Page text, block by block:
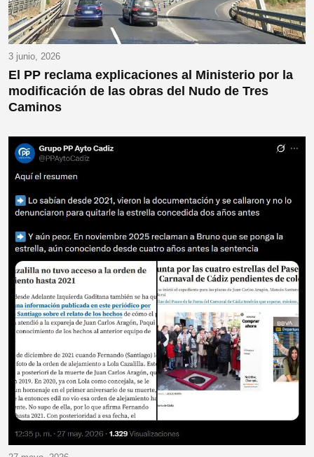
3 junio, 2026
El PP reclama explicaciones al Ministerio por la
modificación de las obras del Nudo de Tres
Caminos